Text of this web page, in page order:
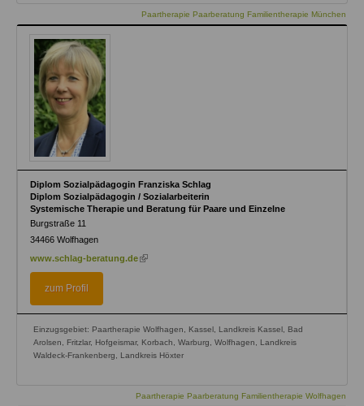
Paartherapie Paarberatung Familientherapie München
Diplom Sozialpädagogin Franziska Schlag
Diplom Sozialpädagogin / Sozialarbeiterin
Systemische Therapie und Beratung für Paare und Einzelne
Burgstraße 11
34466 Wolfhagen
www.schlag-beratung.de (link
zum Profil
Einzugsgebiet: Paartherapie Wolfhagen, Kassel, Landkreis Kassel, Bad
Arolsen, Fritzlar, Hofgeismar, Korbach, Warburg, Wolfhagen, Landkreis
Waldeck-Frankenberg, Landkreis Höxter
Paartherapie Paarberatung Familientherapie Wolfhagen